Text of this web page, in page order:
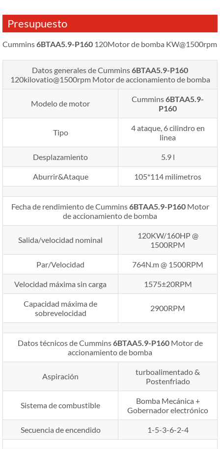
Presupuesto
Cummins6BTAA5.9-P160 120Motor de bomba KW@1500rpm
Datos generales de Cummins6BTAA5.9-P160
120kilovatio@1500rpm Motor de accionamiento de bomba
Modelo de motor Cummins6BTAA5.9-
P160
Tipo
4 ataque, 6 cilindro en
linea
Desplazamiento 5.9 l
Aburrir&Ataque 105*114 milímetros
Fecha de rendimiento de Cummins6BTAA5.9-P160 Motor
de accionamiento de bomba
Salida/velocidad nominal
120KW/160HP @
1500RPM
Par/Velocidad 764N.m @ 1500RPM
Velocidad máxima sin carga 1575±20RPM
Capacidad máxima de
sobrevelocidad
2900RPM
Datos técnicos de Cummins6BTAA5.9-P160 Motor de
accionamiento de bomba
Aspiración
turboalimentado &
Postenfriado
Sistema de combustible
Bomba Mecánica +
Gobernador electrónico
Secuencia de encendido 1-5-3-6-2-4